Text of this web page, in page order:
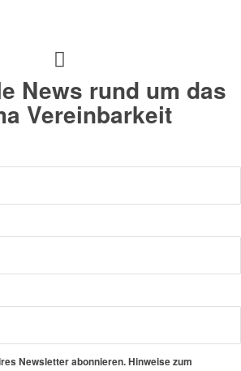
News rund um das
Vereinbarkeit
Newsletter abonnieren. Hinweise zum